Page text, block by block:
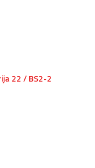
22 / BS2-2